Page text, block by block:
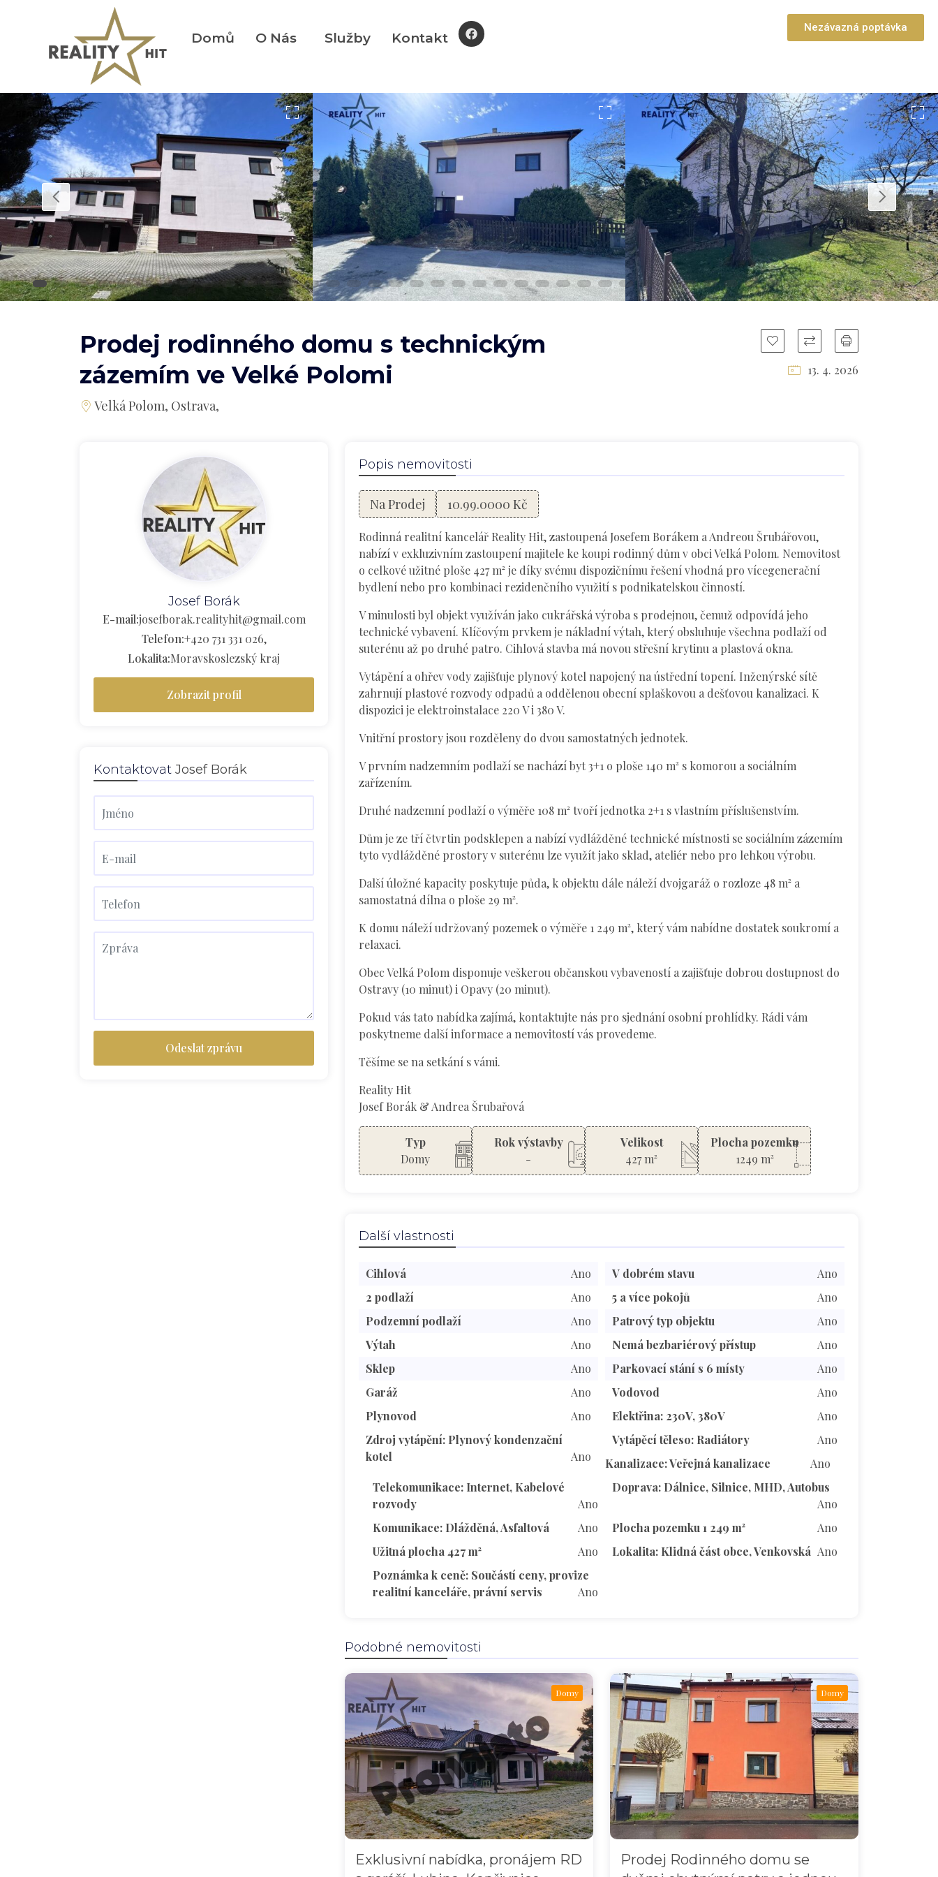
Domů O Nás Služby Kontakt
Nezávazná poptávka
Prodej rodinného domu s technickým
zázemím ve Velké Polomi
Velká Polom, Ostrava,
13. 4. 2026
Popis nemovitosti
Na Prodej 10.99.0000 Kč
Rodinná realitní kancelář Reality Hit, zastoupená Josefem Borákem a Andreou Šrubářovou,
nabízí v exkluzivním zastoupení majitele ke koupi rodinný dům v obci Velká Polom. Nemovitost
o celkové užitné ploše 427 m² je díky svému dispozičnímu řešení vhodná pro vícegenerační
bydlení nebo pro kombinaci rezidenčního využití s podnikatelskou činností.
V minulosti byl objekt využíván jako cukrářská výroba s prodejnou, čemuž odpovídá jeho
technické vybavení. Klíčovým prvkem je nákladní výtah, který obsluhuje všechna podlaží od
suterénu až po druhé patro. Cihlová stavba má novou střešní krytinu a plastová okna.
Vytápění a ohřev vody zajišťuje plynový kotel napojený na ústřední topení. Inženýrské sítě
zahrnují plastové rozvody odpadů a oddělenou obecní splaškovou a dešťovou kanalizaci. K
dispozici je elektroinstalace 220 V i 380 V.
Vnitřní prostory jsou rozděleny do dvou samostatných jednotek.
V prvním nadzemním podlaží se nachází byt 3+1 o ploše 140 m² s komorou a sociálním
zařízením.
Druhé nadzemní podlaží o výměře 108 m² tvoří jednotka 2+1 s vlastním příslušenstvím.
Dům je ze tří čtvrtin podsklepen a nabízí vydlážděné technické místnosti se sociálním zázemím
tyto vydlážděné prostory v suterénu lze využít jako sklad, ateliér nebo pro lehkou výrobu.
Další úložné kapacity poskytuje půda, k objektu dále náleží dvojgaráž o rozloze 48 m² a
samostatná dílna o ploše 29 m².
K domu náleží udržovaný pozemek o výměře 1 249 m², který vám nabídne dostatek soukromí a
relaxaci.
Obec Velká Polom disponuje veškerou občanskou vybaveností a zajišťuje dobrou dostupnost do
Ostravy (10 minut) i Opavy (20 minut).
Pokud vás tato nabídka zajímá, kontaktujte nás pro sjednání osobní prohlídky. Rádi vám
poskytneme další informace a nemovitostí vás provedeme.
Těšíme se na setkání s vámi.
Reality Hit
Josef Borák & Andrea Šrubařová
Typ
Domy
Rok výstavby
-
Velikost
427 m²
Plocha pozemku
1249 m²
Další vlastnosti
Cihlová Ano V dobrém stavu
Ano
2 podlaží
Ano 5 a více pokojů
Ano
Podzemní podlaží
Ano Patrový typ objektu
Ano
Výtah
Ano Nemá bezbariérový přístup
Ano
Sklep
Ano Parkovací stání s 6 místy
Ano
Garáž
Ano Vodovod
Ano
Plynovod
Ano Elektřina: 230V, 380V
Ano
Zdroj vytápění: Plynový kondenzační
kotel
Ano
Vytápěcí těleso: Radiátory
Ano
Kanalizace: Veřejná kanalizace
Ano
Telekomunikace: Internet, Kabelové
rozvody
Ano
Doprava: Dálnice, Silnice, MHD, Autobus
Ano
Komunikace: Dlážděná, Asfaltová
Ano Plocha pozemku 1 249 m²
Ano
Užitná plocha 427 m²
Ano Lokalita: Klidná část obce, Venkovská Ano
Poznámka k ceně: Součástí ceny, provize
realitní kanceláře, právní servis
Ano
Podobné nemovitosti
Domy
Exklusivní nabídka, pronájem RD
Domy
Prodej Rodinného domu se
Josef Borák
E-mail:josefborak.realityhit@gmail.com
Telefon:+420 731 331 026,
Lokalita:Moravskoslezský kraj
Zobrazit profil
Kontaktovat Josef Borák
Odeslat zprávu